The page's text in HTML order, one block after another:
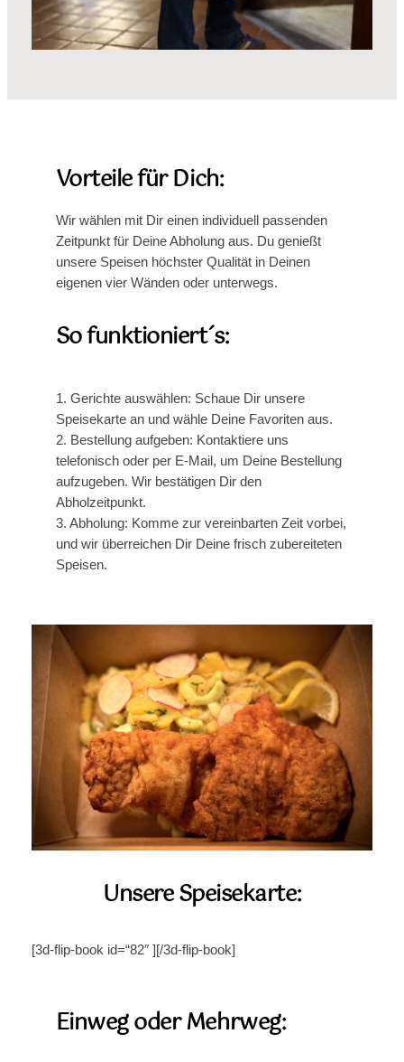
Vorteile für Dich:
Wir wählen mit Dir einen individuell passenden
Zeitpunkt für Deine Abholung aus. Du genießt
unsere Speisen höchster Qualität in Deinen
eigenen vier Wänden oder unterwegs.
So funktioniert´s:
1. Gerichte auswählen: Schaue Dir unsere
Speisekarte an und wähle Deine Favoriten aus.
2. Bestellung aufgeben: Kontaktiere uns
telefonisch oder per E-Mail, um Deine Bestellung
aufzugeben. Wir bestätigen Dir den
Abholzeitpunkt.
3. Abholung: Komme zur vereinbarten Zeit vorbei,
und wir überreichen Dir Deine frisch zubereiteten
Speisen.
Unsere Speisekarte:
[3d-flip-book id=“82″ ][/3d-flip-book]
Einweg oder Mehrweg: